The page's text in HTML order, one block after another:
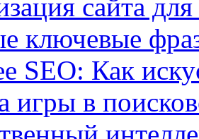
сайта
ключевые
SEO: Как
игры в